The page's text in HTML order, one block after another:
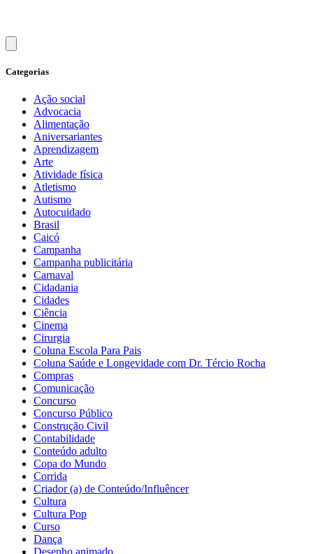
Categorias
Ação social
Advocacia
Alimentação
Aniversariantes
Aprendizagem
Arte
Atividade física
Atletismo
Autismo
Autocuidado
Brasil
Caicó
Campanha
Campanha publicitária
Carnaval
Cidadania
Cidades
Ciência
Cinema
Cirurgia
Coluna Escola Para Pais
Coluna Saúde e Longevidade com Dr. Tércio Rocha
Compras
Comunicação
Concurso
Concurso Público
Construção Civil
Contabilidade
Conteúdo adulto
Copa do Mundo
Corrida
Criador (a) de Conteúdo/Influêncer
Cultura
Cultura Pop
Curso
Dança